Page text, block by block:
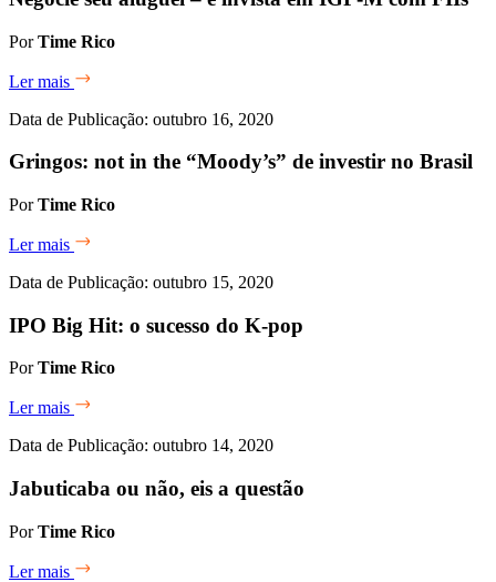
PorTime Rico
Ler mais
Data de Publicação: outubro 16, 2020
Gringos: not in the “Moody’s” de investir no Brasil
PorTime Rico
Ler mais
Data de Publicação: outubro 15, 2020
IPO Big Hit: o sucesso do K-pop
PorTime Rico
Ler mais
Data de Publicação: outubro 14, 2020
Jabuticaba ou não, eis a questão
PorTime Rico
Ler mais